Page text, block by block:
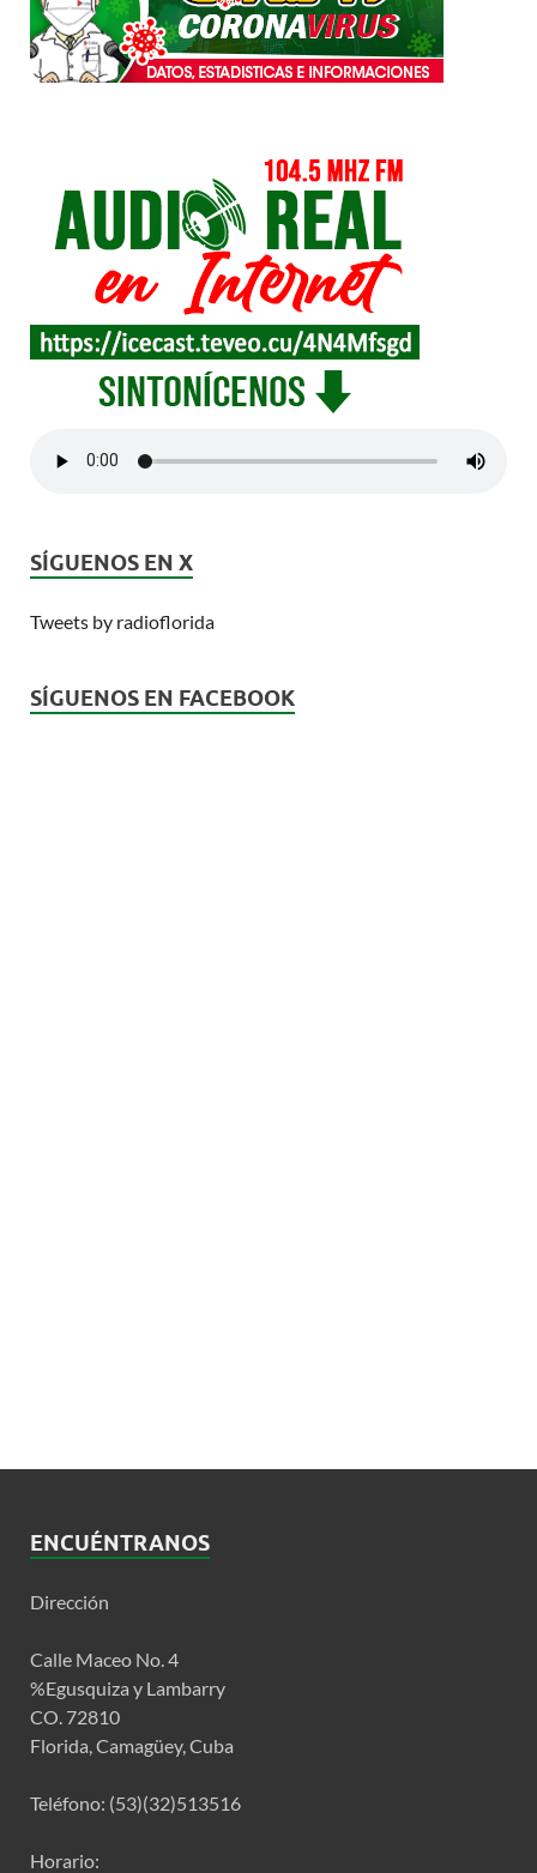
SÍGUENOS EN X
Tweets by radioflorida
SÍGUENOS EN FACEBOOK
ENCUÉNTRANOS
Dirección
Calle Maceo No. 4
%Egusquiza y Lambarry
CO. 72810
Florida, Camagüey, Cuba
Teléfono: (53)(32)513516
Horario: